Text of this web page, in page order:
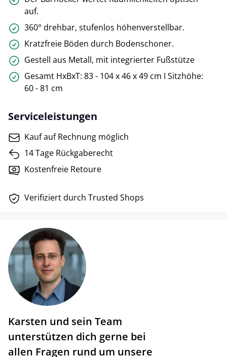
auf.
360° drehbar, stufenlos höhenverstellbar.
Kratzfreie Böden durch Bodenschoner.
Gestell aus Metall, mit integrierter Fußstütze
Gesamt HxBxT: 83 - 104 x 46 x 49 cm I Sitzhöhe:
60 - 81 cm
Serviceleistungen
Kauf auf Rechnung möglich
14 Tage Rückgaberecht
Kostenfreie Retoure
Verifiziert durch Trusted Shops
Karsten und sein Team
unterstützen dich gerne bei
allen Fragen rund um unsere